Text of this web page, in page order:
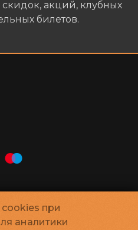
акций, клубных
билетов.
cookies при
аналитики
29-03000